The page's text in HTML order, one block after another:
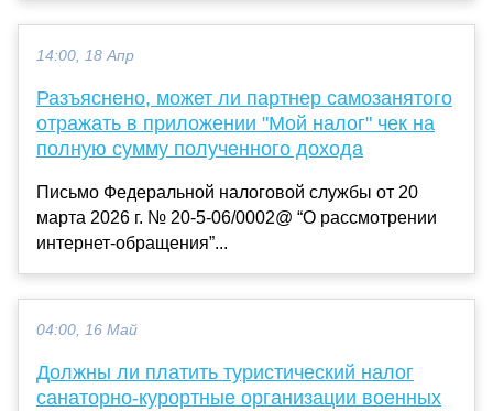
14:00, 18 Апр
Разъяснено, может ли партнер самозанятого
отражать в приложении "Мой налог" чек на
полную сумму полученного дохода
Письмо Федеральной налоговой службы от 20
марта 2026 г. № 20-5-06/0002@ “О рассмотрении
интернет-обращения”...
04:00, 16 Май
Должны ли платить туристический налог
санаторно-курортные организации военных